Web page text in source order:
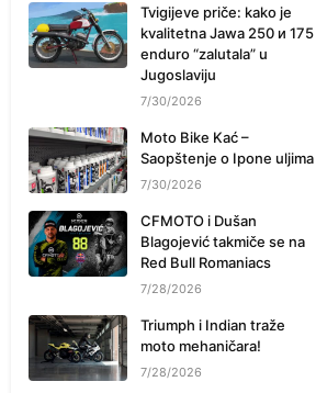
Tvigijeve priče: kako je
kvalitetna Jawa 250 и 175
enduro “zalutala” u
Jugoslaviju
7/30/2026
Moto Bike Kać –
Saopštenje o Ipone uljima
7/30/2026
CFMOTO i Dušan
Blagojević takmiče se na
Red Bull Romaniacs
7/28/2026
Triumph i Indian traže
moto mehaničara!
7/28/2026